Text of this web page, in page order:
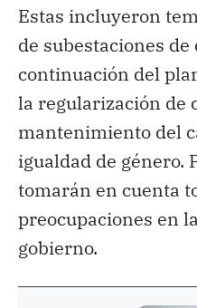
Estas incluyeron
de subestaciones
continuación del
la regularización de
mantenimiento del
igualdad de género.
tomarán en cuenta
preocupaciones en
gobierno.